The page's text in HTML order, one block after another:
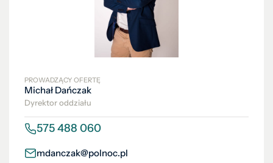
PROWADZĄCY OFERTĘ
Michał Dańczak
Dyrektor oddziału
575 488 060
mdanczak@polnoc.pl